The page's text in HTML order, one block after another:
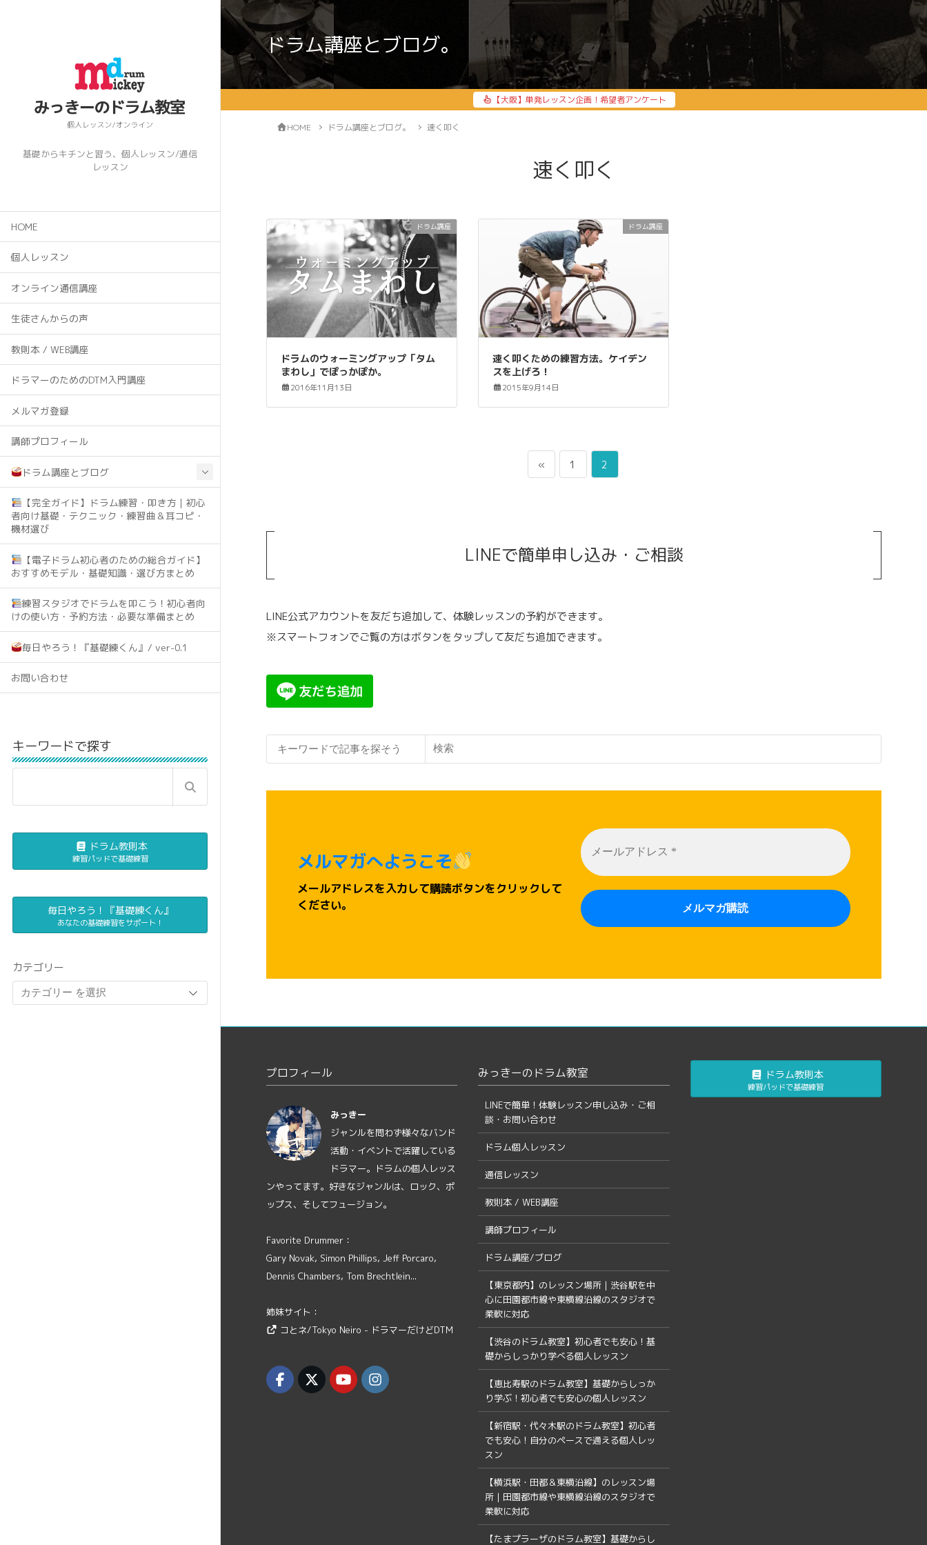
基礎からキチンと習う、個人レッスン/通信
レッスン
HOME
個人レッスン
オンライン通信講座
生徒さんからの声
教則本 / WEB講座
ドラマーのためのDTM入門講座
メルマガ登録
講師プロフィール
ドラム講座とブログ
【完全ガイド】ドラム練習・叩き方｜初心
者向け基礎・テクニック・練習曲＆耳コピ・
機材選び
【電子ドラム初心者のための総合ガイド】
おすすめモデル・基礎知識・選び方まとめ
練習スタジオでドラムを叩こう！初心者向
けの使い方・予約方法・必要な準備まとめ
毎日やろう！『基礎練くん』/ ver-0.1
お問い合わせ
キーワードで探す
ドラム教則本
練習パッドで基礎練習
毎日やろう！『基礎練くん』
あなたの基礎練習をサポート！
カテゴリー
ドラム講座とブログ。
【大阪】単発レッスン企画！希望者アンケート
HOME ドラム講座とブログ。 速く叩く
速く叩く
ドラム講座
ドラムのウォーミングアップ「タム
まわし」でぽっかぽか。
2016年11月13日
ドラム講座
速く叩くための練習方法。ケイデン
スを上げろ！
2015年9月14日
ー
ジ
送
り
« ペ
1 ペ
2
LINEで簡単申し込み・ご相談
LINE公式アカウントを友だち追加して、体験レッスンの予約ができます。
※スマートフォンでご覧の方はボタンをタップして友だち追加できます。
検索
メルマガへようこそ
メールアドレスを入力して購読ボタンをクリックして
ください。
プロフィール
みっきー
ジャンルを問わず様々なバンド
活動・イベントで活躍している
ドラマー。ドラムの個人レッス
ンやってます。好きなジャンルは、ロック、ポ
ップス、そしてフュージョン。
Favorite Drummer：
Gary Novak, Simon Phillips, Jeff Porcaro,
Dennis Chambers, Tom Brechtlein...
姉妹サイト：
コとネ/Tokyo Neiro - ドラマーだけどDTM
みっきーのドラム教室
LINEで簡単！体験レッスン申し込み・ご相
談・お問い合わせ
ドラム個人レッスン
通信レッスン
教則本 / WEB講座
講師プロフィール
ドラム講座/ブログ
【東京都内】のレッスン場所｜渋谷駅を中
心に田園都市線や東横線沿線のスタジオで
柔軟に対応
【渋谷のドラム教室】初心者でも安心！基
礎からしっかり学べる個人レッスン
【恵比寿駅のドラム教室】基礎からしっか
り学ぶ！初心者でも安心の個人レッスン
【新宿駅・代々木駅のドラム教室】初心者
でも安心！自分のペースで通える個人レッ
スン
【横浜駅・田都＆東横沿線】のレッスン場
所｜田園都市線や東横線沿線のスタジオで
柔軟に対応
【たまプラーザのドラム教室】基礎からし
ドラム教則本
練習パッドで基礎練習